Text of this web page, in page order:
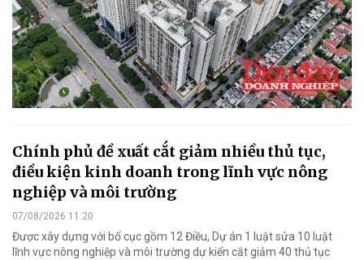
Chính phủ đề xuất cắt giảm nhiều thủ tục,
điều kiện kinh doanh trong lĩnh vực nông
nghiệp và môi trường
07/08/2026 11:20
Được xây dựng với bố cục gồm 12 Điều, Dự án 1 luật sửa 10 luật
lĩnh vực nông nghiệp và môi trường dự kiến cắt giảm 40 thủ tục